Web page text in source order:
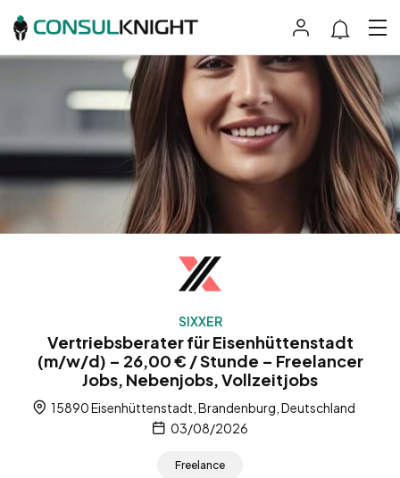
SIXXER
Vertriebsberater für Eisenhüttenstadt
(m/w/d) – 26,00 € / Stunde – Freelancer
Jobs, Nebenjobs, Vollzeitjobs
15890 Eisenhüttenstadt, Brandenburg, Deutschland
03/08/2026
Freelance